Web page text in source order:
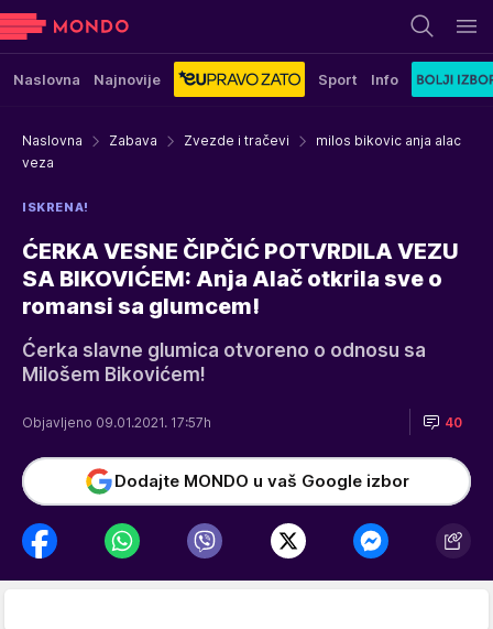
Naslovna Najnovije Sport Info
Naslovna Zabava Zvezde i tračevi
milos bikovic anja alac
veza
ISKRENA!
ĆERKA VESNE ČIPČIĆ POTVRDILA VEZU
SA BIKOVIĆEM: Anja Alač otkrila sve o
romansi sa glumcem!
Ćerka slavne glumica otvoreno o odnosu sa
Milošem Bikovićem!
Objavljeno 09.01.2021. 17:57h 40
Dodajte MONDO u vaš Google izbor